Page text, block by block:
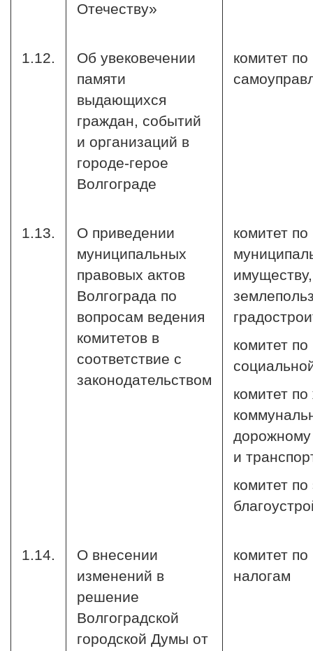
Отечеству»
1.12.
Об увековечении
памяти
выдающихся
граждан, событий
и организаций в
городе-герое
Волгограде
комитет
1.13.
О приведении
муниципальных
правовых актов
Волгограда по
вопросам ведения
комитетов в
соответствие с
законодательством
комитет по
имуществу,
комитет по
комитет
дорожному
и
комитет по
1.14.
О внесении
изменений в
решение
Волгоградской
городской Думы от
комитет
налогам